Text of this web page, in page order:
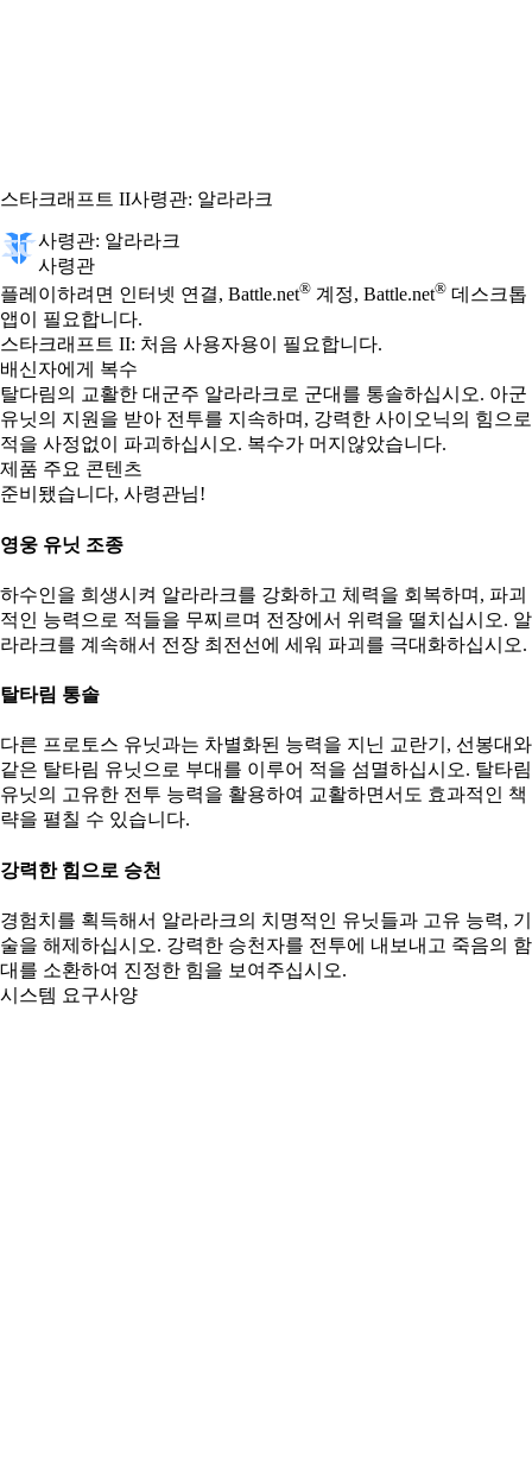
스타크래프트 II사령관: 알라라크
사령관: 알라라크
사령관
가격
Available actions
플레이하려면 인터넷 연결, Battle.net® 계정, Battle.net® 데스크톱
앱이 필요합니다.
스타크래프트 II: 처음 사용자용이 필요합니다.
배신자에게 복수
탈다림의 교활한 대군주 알라라크로 군대를 통솔하십시오. 아군
유닛의 지원을 받아 전투를 지속하며, 강력한 사이오닉의 힘으로
적을 사정없이 파괴하십시오. 복수가 머지않았습니다.
제품 주요 콘텐츠
준비됐습니다, 사령관님!
영웅 유닛 조종
하수인을 희생시켜 알라라크를 강화하고 체력을 회복하며, 파괴
적인 능력으로 적들을 무찌르며 전장에서 위력을 떨치십시오. 알
라라크를 계속해서 전장 최전선에 세워 파괴를 극대화하십시오.
탈타림 통솔
다른 프로토스 유닛과는 차별화된 능력을 지닌 교란기, 선봉대와
같은 탈타림 유닛으로 부대를 이루어 적을 섬멸하십시오. 탈타림
유닛의 고유한 전투 능력을 활용하여 교활하면서도 효과적인 책
략을 펼칠 수 있습니다.
강력한 힘으로 승천
경험치를 획득해서 알라라크의 치명적인 유닛들과 고유 능력, 기
술을 해제하십시오. 강력한 승천자를 전투에 내보내고 죽음의 함
대를 소환하여 진정한 힘을 보여주십시오.
시스템 요구사양